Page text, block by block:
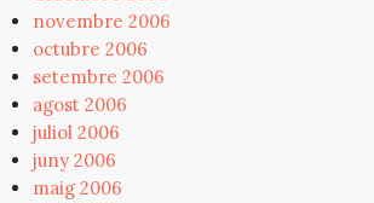
novembre 2006
octubre 2006
setembre 2006
agost 2006
juliol 2006
juny 2006
maig 2006